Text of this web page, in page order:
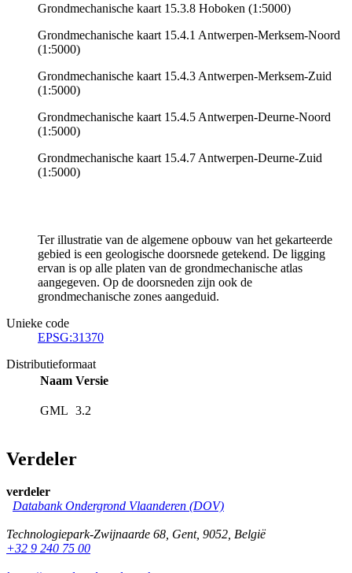
Grondmechanische kaart 15.3.8 Hoboken (1:5000)
Grondmechanische kaart 15.4.1 Antwerpen-Merksem-Noord
(1:5000)
Grondmechanische kaart 15.4.3 Antwerpen-Merksem-Zuid
(1:5000)
Grondmechanische kaart 15.4.5 Antwerpen-Deurne-Noord
(1:5000)
Grondmechanische kaart 15.4.7 Antwerpen-Deurne-Zuid
(1:5000)
Ter illustratie van de algemene opbouw van het gekarteerde
gebied is een geologische doorsnede getekend. De ligging
ervan is op alle platen van de grondmechanische atlas
aangegeven. Op de doorsneden zijn ook de
grondmechanische zones aangeduid.
Unieke code
EPSG:31370
Distributieformaat
Naam Versie
GML 3.2
Verdeler
verdeler
Databank Ondergrond Vlaanderen (DOV)
Technologiepark-Zwijnaarde 68, Gent, 9052, België
+32 9 240 75 00